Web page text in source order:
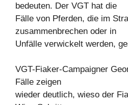
bedeuten. Der VGT hat die
Fälle von Pferden, die im
zusammenbrechen oder in
Unfälle verwickelt werden,
VGT-Fiaker-Campaigner
Fälle zeigen
wieder deutlich, wieso der